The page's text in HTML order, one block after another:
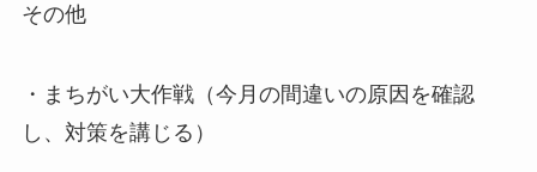
その他
・まちがい大作戦（今月の間違いの原因を確認
し、対策を講じる）